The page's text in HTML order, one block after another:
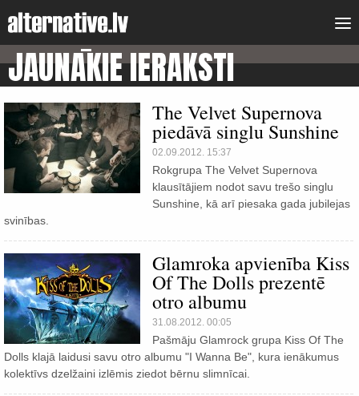
JAUNĀKIE IERAKSTI
The Velvet Supernova
piedāvā singlu Sunshine
02.09.2012. 15:37
Rokgrupa The Velvet Supernova
klausītājiem nodot savu trešo singlu
Sunshine, kā arī piesaka gada jubilejas
svinības.
Glamroka apvienība Kiss
Of The Dolls prezentē
otro albumu
31.08.2012. 00:05
Pašmāju Glamrock grupa Kiss Of The
Dolls klajā laidusi savu otro albumu "I Wanna Be", kura ienākumus
kolektīvs dzelžaini izlēmis ziedot bērnu slimnīcai.